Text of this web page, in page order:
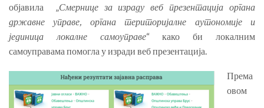
објавила „Смернице за израду веб презентација органа
државне управе, органа територијалне аутономије и
јединица локалне самоуправе“ како би локалним
самоуправама помогла у изради веб презентација.
Према
овом